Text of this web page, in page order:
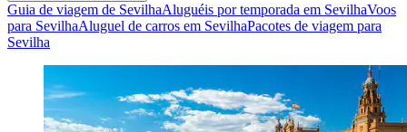
Guia de viagem de SevilhaAluguéis por temporada em SevilhaVoos
para SevilhaAluguel de carros em SevilhaPacotes de viagem para
Sevilha